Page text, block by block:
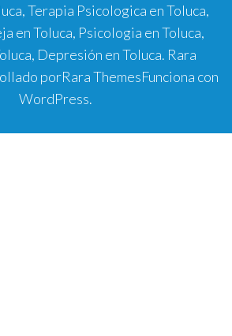
Terapia Psicologica en Toluca,
en Toluca, Psicologia en Toluca,
Depresión en Toluca. Rara
porRara ThemesFunciona con
WordPress.